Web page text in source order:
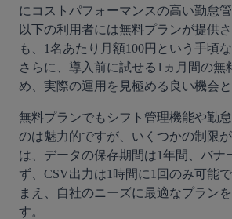
にコストパフォーマンスの高い勤怠
以下の利用者には無料プランが提供
も、1名あたり月額100円という手頃
さらに、導入前に試せる1ヵ月間の無
め、実際の運用を見極める良い機会と
無料プランでもシフト管理機能や勤
のは魅力的ですが、いくつかの制限
は、データの保存期間は1年間、バナ
ず、CSV出力は1時間に1回のみ可能
まえ、自社のニーズに最適なプラン
す。